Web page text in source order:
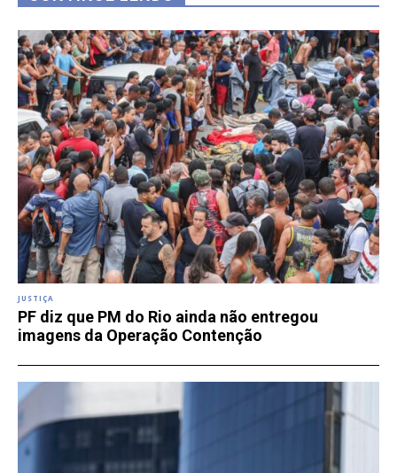
JUSTIÇA
PF diz que PM do Rio ainda não entregou
imagens da Operação Contenção